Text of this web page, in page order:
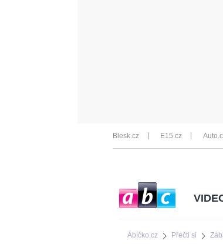
Blesk.cz E15.cz
Ábíčko.cz Přečti si